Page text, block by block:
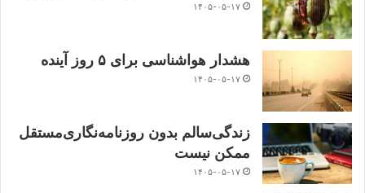
۱۴۰۵-۰۵-۱۷
هشدار هواشناسی برای ۵ روز آینده
۱۴۰۵-۰۵-۱۷
زندگی‌سالم بدون روزنامه‌نگاری‌مستقل
ممکن نیست
۱۴۰۵-۰۵-۱۷